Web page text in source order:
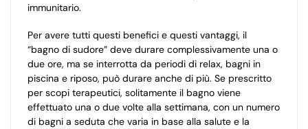
immunitario.
Per avere tutti questi benefici e questi vantaggi, il
“bagno di sudore” deve durare complessivamente una o
due ore, ma se interrotta da periodi di relax, bagni in
piscina e riposo, può durare anche di più. Se prescritto
per scopi terapeutici, solitamente il bagno viene
effettuato una o due volte alla settimana, con un numero
di bagni a seduta che varia in base alla salute e la